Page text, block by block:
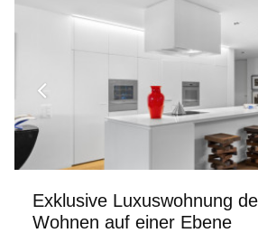
Exklusive Luxuswohnung
Wohnen auf einer Ebene